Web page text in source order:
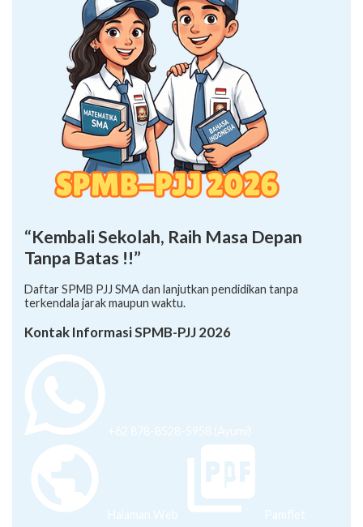
“Kembali Sekolah, Raih Masa Depan
Tanpa Batas !!”
Daftar SPMB PJJ SMA dan lanjutkan pendidikan tanpa
terkendala jarak maupun waktu.
Kontak Informasi SPMB-PJJ 2026
+62 878-8528-5958 (Ayumi)
Halaman Web Pamflet